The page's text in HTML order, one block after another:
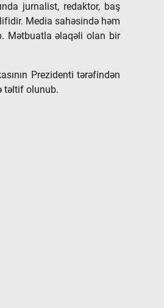
jurnalist, redaktor, baş
Media sahəsində həm
Mətbuatla əlaqəli olan bir
Prezidenti tərəfindən
təltif olunub.